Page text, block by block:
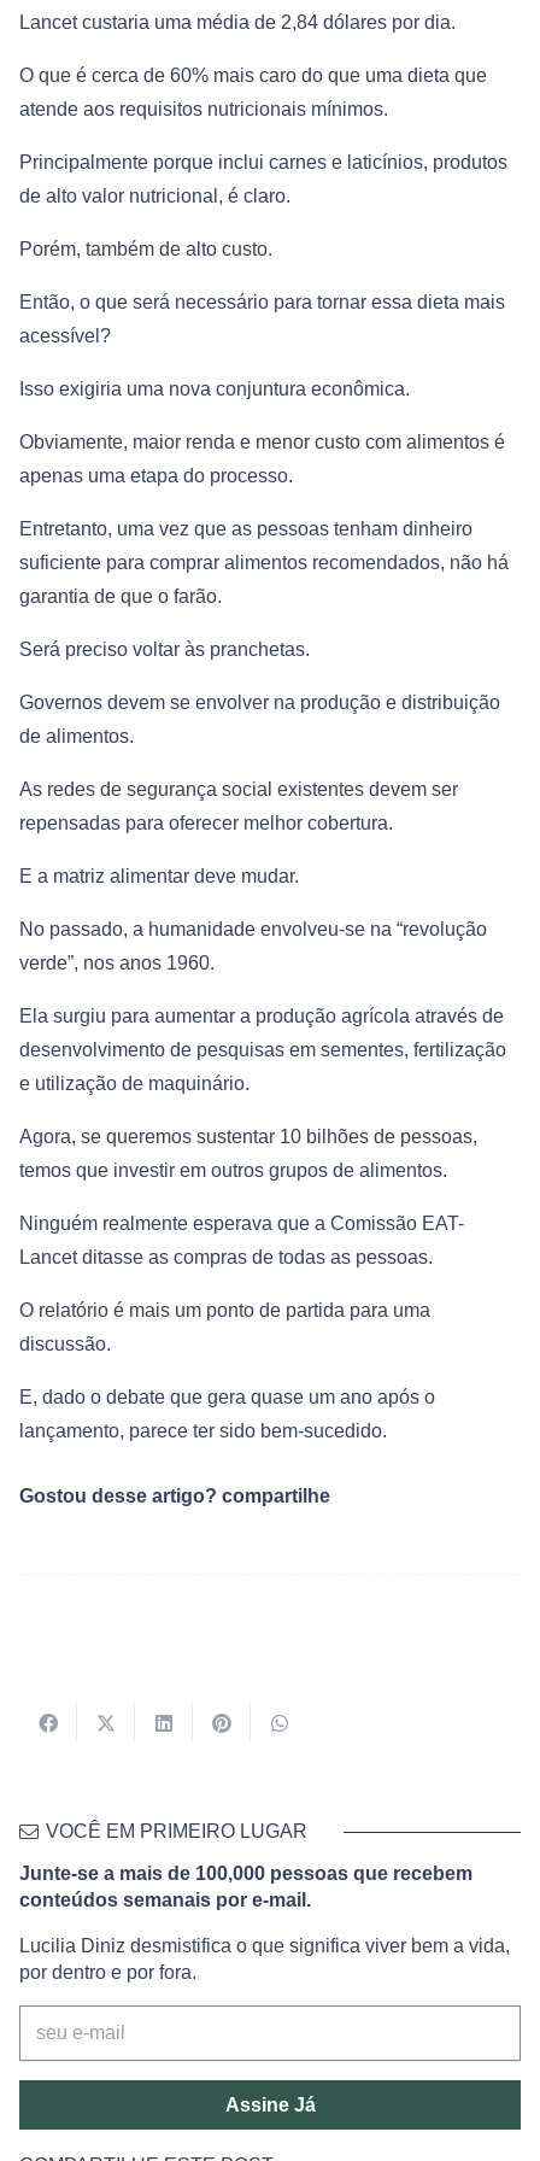
Lancet custaria uma média de 2,84 dólares por dia.
O que é cerca de 60% mais caro do que uma dieta que
atende aos requisitos nutricionais mínimos.
Principalmente porque inclui carnes e laticínios, produtos
de alto valor nutricional, é claro.
Porém, também de alto custo.
Então, o que será necessário para tornar essa dieta mais
acessível?
Isso exigiria uma nova conjuntura econômica.
Obviamente, maior renda e menor custo com alimentos é
apenas uma etapa do processo.
Entretanto, uma vez que as pessoas tenham dinheiro
suficiente para comprar alimentos recomendados, não há
garantia de que o farão.
Será preciso voltar às pranchetas.
Governos devem se envolver na produção e distribuição
de alimentos.
As redes de segurança social existentes devem ser
repensadas para oferecer melhor cobertura.
E a matriz alimentar deve mudar.
No passado, a humanidade envolveu-se na “revolução
verde”, nos anos 1960.
Ela surgiu para aumentar a produção agrícola através de
desenvolvimento de pesquisas em sementes, fertilização
e utilização de maquinário.
Agora, se queremos sustentar 10 bilhões de pessoas,
temos que investir em outros grupos de alimentos.
Ninguém realmente esperava que a Comissão EAT-
Lancet ditasse as compras de todas as pessoas.
O relatório é mais um ponto de partida para uma
discussão.
E, dado o debate que gera quase um ano após o
lançamento, parece ter sido bem-sucedido.
Gostou desse artigo? compartilhe
VOCÊ EM PRIMEIRO LUGAR
Junte-se a mais de 100,000 pessoas que recebem
conteúdos semanais por e-mail.
Lucilia Diniz desmistifica o que significa viver bem a vida,
por dentro e por fora.
Assine Já